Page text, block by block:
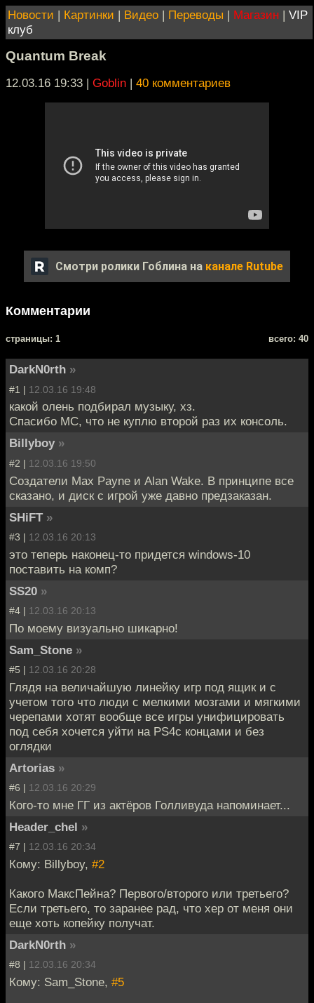
Новости | Картинки | Видео | Переводы | Магазин | VIP
клуб
Quantum Break
12.03.16 19:33 | Goblin | 40 комментариев
Смотри ролики Гоблина на канале Rutube
Комментарии
cтраницы: 1 всего: 40
DarkN0rth »
#1 | 12.03.16 19:48
какой олень подбирал музыку, хз.
Спасибо МС, что не куплю второй раз их консоль.
Billyboy »
#2 | 12.03.16 19:50
Создатели Max Payne и Alan Wake. В принципе все
сказано, и диск с игрой уже давно предзаказан.
SHiFT »
#3 | 12.03.16 20:13
это теперь наконец-то придется windows-10
поставить на комп?
SS20 »
#4 | 12.03.16 20:13
По моему визуально шикарно!
Sam_Stone »
#5 | 12.03.16 20:28
Глядя на величайшую линейку игр под ящик и с
учетом того что люди с мелкими мозгами и мягкими
черепами хотят вообще все игры унифицировать
под себя хочется уйти на PS4с концами и без
оглядки
Artorias »
#6 | 12.03.16 20:29
Кого-то мне ГГ из актёров Голливуда напоминает...
Header_chel »
#7 | 12.03.16 20:34
Кому: Billyboy, #2
Какого МаксПейна? Первого/второго или третьего?
Если третьего, то заранее рад, что хер от меня они
еще хоть копейку получат.
DarkN0rth »
#8 | 12.03.16 20:34
Кому: Sam_Stone, #5